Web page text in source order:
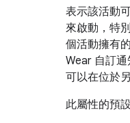
表示該活動
來啟動，特
個活動擁有的
Wear 自訂
可以在位於
此屬性的預